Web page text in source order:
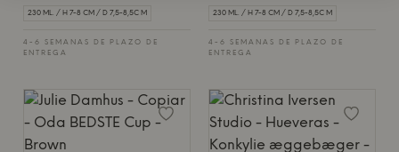
230 ML. / H 7-8 CM / D 7,5-8,5C M
4-6 SEMANAS DE PLAZO DE
ENTREGA
230 ML. / H 7-8 CM / D 7,5-8,5C M
4-6 SEMANAS DE PLAZO DE
ENTREGA